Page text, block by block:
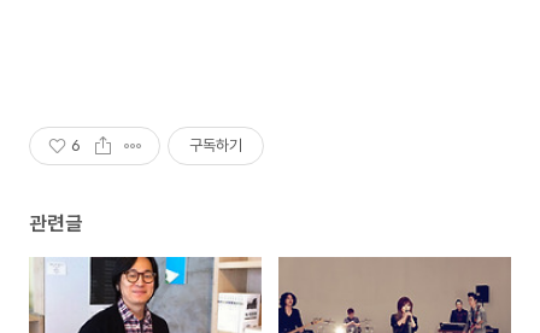
6 구독하기
관련글